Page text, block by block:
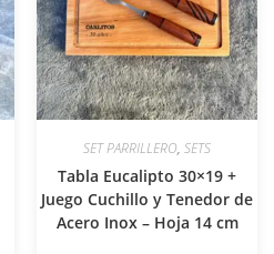
SET PARRILLERO, SETS
Tabla Eucalipto 30×19 +
Juego Cuchillo y Tenedor de
Acero Inox – Hoja 14 cm